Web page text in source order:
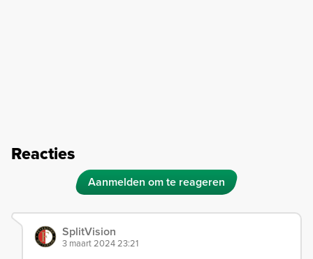
Reacties
Aanmelden om te reageren
SplitVision
3 maart 2024 23:21